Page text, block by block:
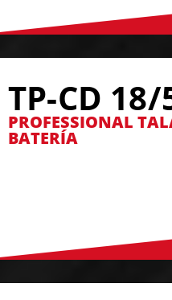
TP-CD
PROFESSIONAL
BATERÍA